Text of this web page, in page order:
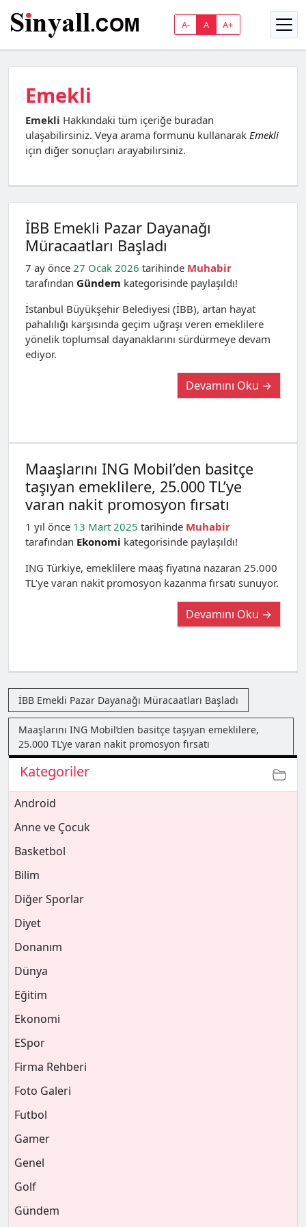
A- A A+
Emekli
Emekli Hakkındaki tüm içeriğe buradan
ulaşabilirsiniz. Veya arama formunu kullanarak Emekli
için diğer sonuçları arayabilirsiniz.
İBB Emekli Pazar Dayanağı
Müracaatları Başladı
7 ay önce 27 Ocak 2026 tarihinde Muhabir
tarafından Gündem kategorisinde paylaşıldı!
İstanbul Büyükşehir Belediyesi (İBB), artan hayat
pahalılığı karşısında geçim uğraşı veren emeklilere
yönelik toplumsal dayanaklarını sürdürmeye devam
ediyor.
Devamını Oku →
Maaşlarını ING Mobil’den basitçe
taşıyan emeklilere, 25.000 TL’ye
varan nakit promosyon fırsatı
1 yıl önce 13 Mart 2025 tarihinde Muhabir
tarafından Ekonomi kategorisinde paylaşıldı!
ING Türkiye, emeklilere maaş fiyatına nazaran 25.000
TL’ye varan nakit promosyon kazanma fırsatı sunuyor.
Devamını Oku →
İBB Emekli Pazar Dayanağı Müracaatları Başladı
Maaşlarını ING Mobil’den basitçe taşıyan emeklilere,
25.000 TL’ye varan nakit promosyon fırsatı
Kategoriler
Android
Anne ve Çocuk
Basketbol
Bilim
Diğer Sporlar
Diyet
Donanım
Dünya
Eğitim
Ekonomi
ESpor
Firma Rehberi
Foto Galeri
Futbol
Gamer
Genel
Golf
Gündem